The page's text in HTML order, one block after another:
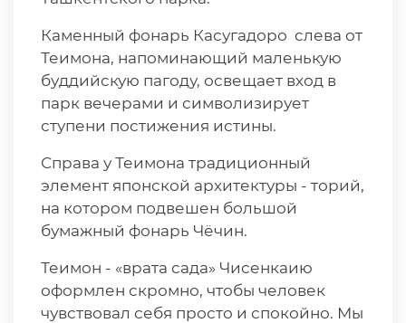
Каменный фонарь Касугадоро слева от
Теимона, напоминающий маленькую
буддийскую пагоду, освещает вход в
парк вечерами и символизирует
ступени постижения истины.
Справа у Теимона традиционный
элемент японской архитектуры - торий,
на котором подвешен большой
бумажный фонарь Чёчин.
Теимон - «врата сада» Чисенкаию
оформлен скромно, чтобы человек
чувствовал себя просто и спокойно. Мы